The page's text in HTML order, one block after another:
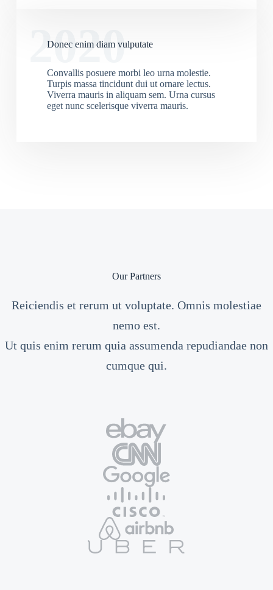
2020
Donec enim diam vulputate
Convallis posuere morbi leo urna molestie.
Turpis massa tincidunt dui ut ornare lectus.
Viverra mauris in aliquam sem. Urna cursus
eget nunc scelerisque viverra mauris.
Our Partners
Reiciendis et rerum ut voluptate. Omnis molestiae
nemo est.
Ut quis enim rerum quia assumenda repudiandae non
cumque qui.